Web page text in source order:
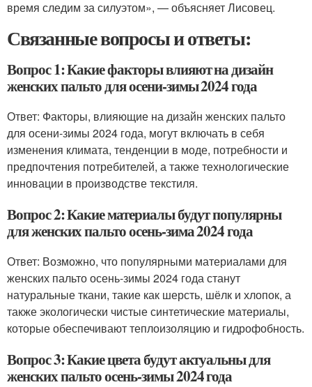
время следим за силуэтом», — объясняет Лисовец.
Связанные вопросы и ответы:
Вопрос 1: Какие факторы влияют на дизайн
женских пальто для осени-зимы 2024 года
Ответ: Факторы, влияющие на дизайн женских пальто
для осени-зимы 2024 года, могут включать в себя
изменения климата, тенденции в моде, потребности и
предпочтения потребителей, а также технологические
инновации в производстве текстиля.
Вопрос 2: Какие материалы будут популярны
для женских пальто осень-зима 2024 года
Ответ: Возможно, что популярными материалами для
женских пальто осень-зимы 2024 года станут
натуральные ткани, такие как шерсть, шёлк и хлопок, а
также экологически чистые синтетические материалы,
которые обеспечивают теплоизоляцию и гидрофобность.
Вопрос 3: Какие цвета будут актуальны для
женских пальто осень-зимы 2024 года